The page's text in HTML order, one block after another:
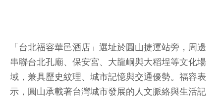
「台北福容華邑酒店」選址於圓山捷運站旁，周邊
串聯台北孔廟、保安宮、大龍峒與大稻埕等文化場
域，兼具歷史紋理、城市記憶與交通優勢。福容表
示，圓山承載著台灣城市發展的人文脈絡與生活記